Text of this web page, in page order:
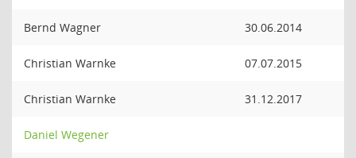
Bernd Wagner 30.06.2014
Christian Warnke 07.07.2015
Christian Warnke 31.12.2017
Daniel Wegener